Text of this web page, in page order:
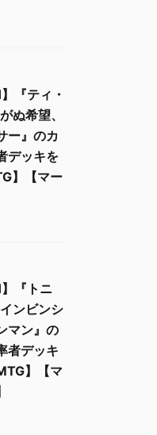
『ティ・
ぬ希望、
ー』のカ
デッキを
】【マー
】『トニ
ンビンシ
マン』の
者デッキ
】【マ